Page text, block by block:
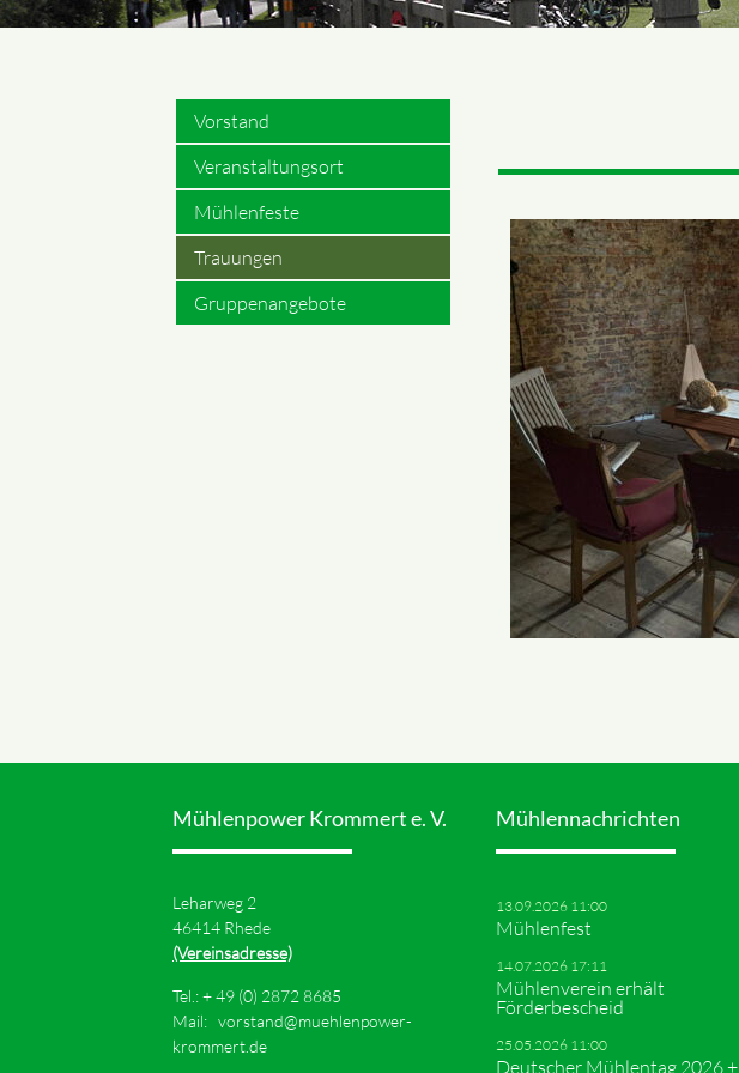
Vorstand
Veranstaltungsort
Mühlenfeste
Trauungen
Gruppenangebote
Mühlenpower Krommert e. V.
Leharweg 2
46414 Rhede
(Vereinsadresse)
Tel.: +49 (0) 2872 8685
Mail: vorstand@muehlenpower-
krommert.de
Mühlennachrichten
13.09.2026 11:00
Mühlenfest
14.07.2026 17:11
Mühlenverein erhält
Förderbescheid
25.05.2026 11:00
Deutscher Mühlentag 2026 +